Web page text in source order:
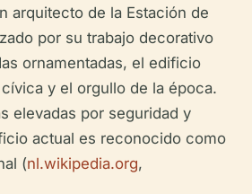
arquitecto de la Estación de
por su trabajo decorativo
ornamentadas, el edificio
y el orgullo de la época.
elevadas por seguridad y
actual es reconocido como
(nl.wikipedia.org,